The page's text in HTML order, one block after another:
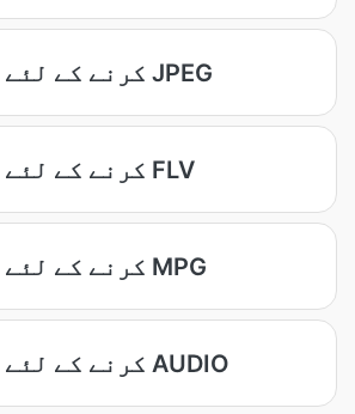
MOV کرنے کے لئے JPEG
MOV کرنے کے لئے FLV
MOV کرنے کے لئے MPG
MOV کرنے کے لئے AUDIO